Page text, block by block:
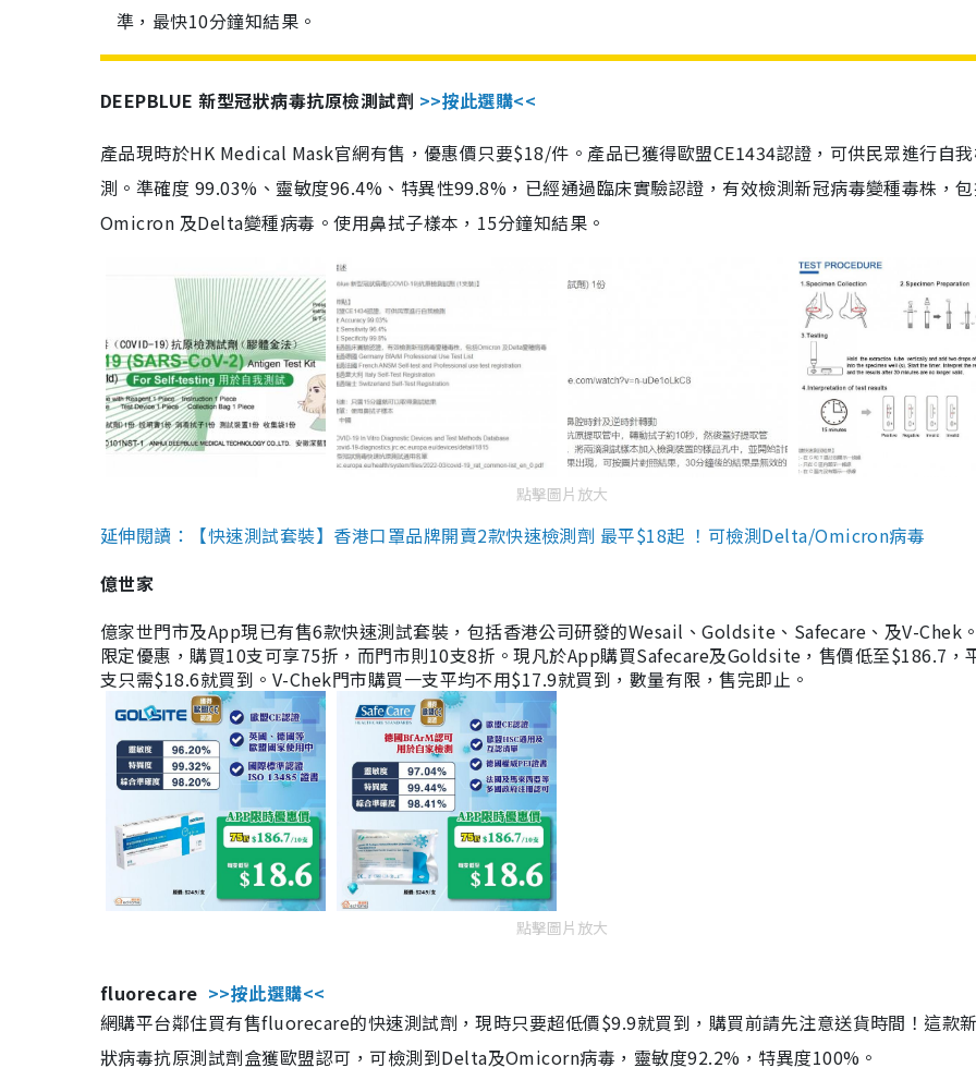
準，最快10分鐘知結果。
DEEPBLUE 新型冠狀病毒抗原檢測試劑 >>按此選購<<
產品現時於HK Medical Mask官網有售，優惠價只要$18/件。產品已獲得歐盟CE1434認證，可供民眾進行自
測。準確度 99.03%、靈敏度96.4%、特異性99.8%，已經通過臨床實驗認證，有效檢測新冠病毒變種毒株，
Omicron 及Delta變種病毒。使用鼻拭子樣本，15分鐘知結果。
點擊圖片放大
延伸閱讀：【快速測試套裝】香港口罩品牌開賣2款快速檢測劑 最平$18起 ！可檢測Delta/Omicron病毒
億世家
億家世門市及App現已有售6款快速測試套裝，包括香港公司研發的Wesail、Goldsite、Safecare、及V-Chek
限定優惠，購買10支可享75折，而門市則10支8折。現凡於App購買Safecare及Goldsite，售價低至$186.7，
支只需$18.6就買到。V-Chek門市購買一支平均不用$17.9就買到，數量有限，售完即止。
點擊圖片放大
fluorecare >>按此選購<<
網購平台鄰住買有售fluorecare的快速測試劑，現時只要超低價$9.9就買到，購買前請先注意送貨時間！這款
狀病毒抗原測試劑盒獲歐盟認可，可檢測到Delta及Omicorn病毒，靈敏度92.2%，特異度100%。